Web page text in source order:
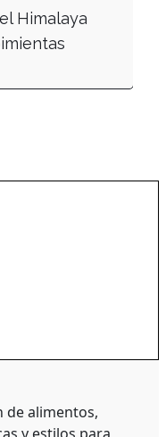
Himalaya
de alimentos,